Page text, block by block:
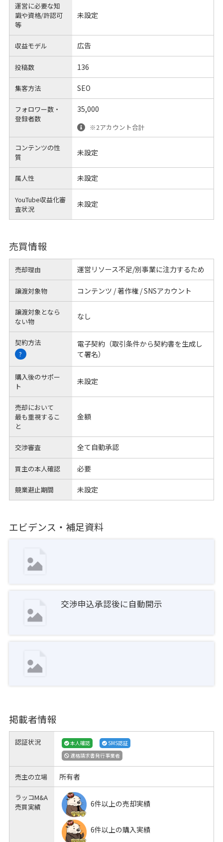
運営に必要な知
識や資格/許認可
等
未設定
収益モデル 広告
投稿数 136
集客方法 SEO
フォロワー数・
登録者数
35,000
※2アカウント合計
コンテンツの性
質
未設定
属人性 未設定
YouTube収益化審
査状況
未設定
売買情報
売却理由 運営リソース不足/別事業に注力するため
譲渡対象物 コンテンツ / 著作権 / SNSアカウント
譲渡対象となら
ない物
なし
契約方法
?
電子契約（取引条件から契約書を生成し
て署名）
購入後のサポー
ト
未設定
売却において
最も重視するこ
と
金額
交渉審査 全て自動承認
買主の本人確認 必要
競業避止期間 未設定
エビデンス・補足資料
交渉申込承認後に自動開示
掲載者情報
認証状況 本人確認
SMS認証
適格請求書発行事業者
売主の立場 所有者
ラッコM&A
売買実績
6件以上の売却実績
6件以上の購入実績